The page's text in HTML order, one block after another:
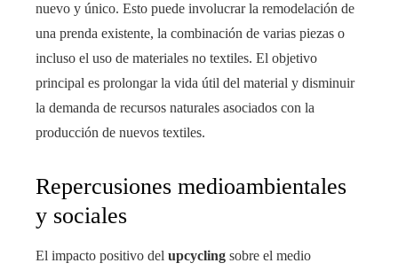
nuevo y único. Esto puede involucrar la remodelación de
una prenda existente, la combinación de varias piezas o
incluso el uso de materiales no textiles. El objetivo
principal es prolongar la vida útil del material y disminuir
la demanda de recursos naturales asociados con la
producción de nuevos textiles.
Repercusiones medioambientales
y sociales
El impacto positivo del upcycling sobre el medio